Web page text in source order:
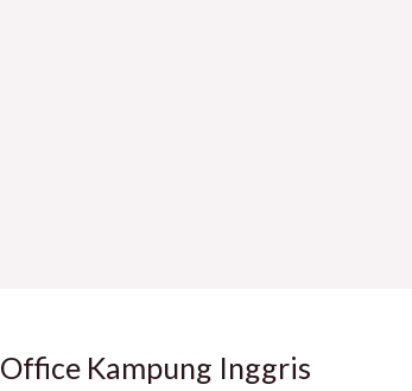
Office Kampung Inggris